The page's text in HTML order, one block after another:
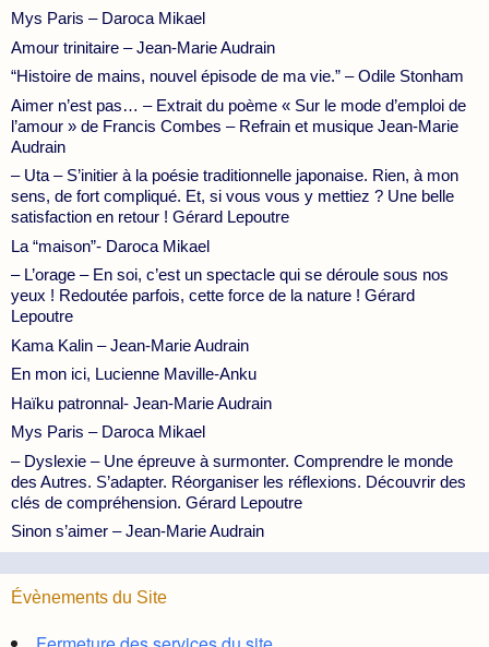
Mys Paris – Daroca Mikael
Amour trinitaire – Jean-Marie Audrain
“Histoire de mains, nouvel épisode de ma vie.” – Odile Stonham
Aimer n’est pas… – Extrait du poème « Sur le mode d’emploi de
l’amour » de Francis Combes – Refrain et musique Jean-Marie
Audrain
– Uta – S’initier à la poésie traditionnelle japonaise. Rien, à mon
sens, de fort compliqué. Et, si vous vous y mettiez ? Une belle
satisfaction en retour ! Gérard Lepoutre
La “maison”- Daroca Mikael
– L’orage – En soi, c’est un spectacle qui se déroule sous nos
yeux ! Redoutée parfois, cette force de la nature ! Gérard
Lepoutre
Kama Kalin – Jean-Marie Audrain
En mon ici, Lucienne Maville-Anku
Haïku patronnal- Jean-Marie Audrain
Mys Paris – Daroca Mikael
– Dyslexie – Une épreuve à surmonter. Comprendre le monde
des Autres. S’adapter. Réorganiser les réflexions. Découvrir des
clés de compréhension. Gérard Lepoutre
Sinon s’aimer – Jean-Marie Audrain
Évènements du Site